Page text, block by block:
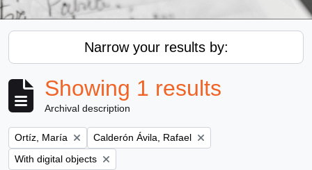
Narrow your results by:
Showing 1 results
Archival description
Remove filter:
Ortíz, María Remove filter:
Calderón Ávila, Rafael
Remove filter:
With digital objects